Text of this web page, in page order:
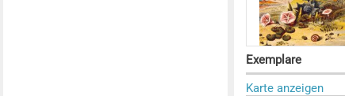
Exemplare
Karte anzeigen